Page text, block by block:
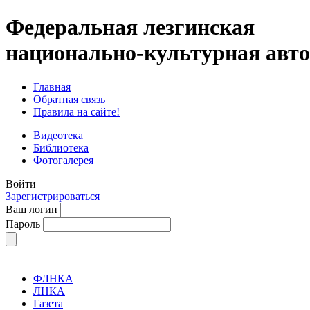
Федеральная лезгинская
национально-культурная
Главная
Обратная связь
Правила на сайте!
Видеотека
Библиотека
Фотогалерея
Войти
Зарегистрироваться
Ваш логин
Пароль
ФЛНКА
ЛНКА
Газета